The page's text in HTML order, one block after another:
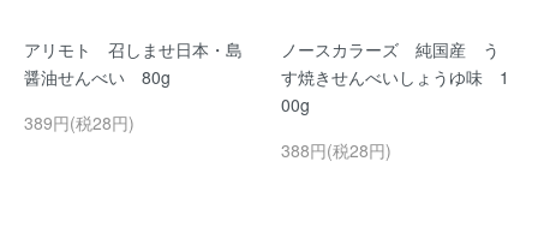
アリモト 召しませ日本・島
醤油せんべい 80g
389円(税28円)
ノースカラーズ 純国産 う
す焼きせんべいしょうゆ味 1
00g
388円(税28円)